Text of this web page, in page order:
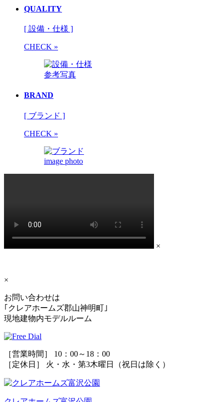
QUALITY
[ 設備・仕様 ]
CHECK »
参考写真
BRAND
[ ブランド ]
CHECK »
image photo
×
×
お問い合わせは
｢クレアホームズ郡山神明町｣
現地建物内モデルルーム
［営業時間］ 10：00～18：00
［定休日］ 火・水・第3木曜日（祝日は除く）